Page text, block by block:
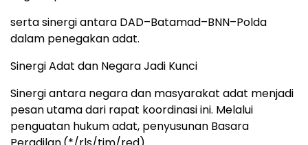
serta sinergi antara DAD–Batamad–BNN–Polda
dalam penegakan adat.
Sinergi Adat dan Negara Jadi Kunci
Sinergi antara negara dan masyarakat adat menjadi
pesan utama dari rapat koordinasi ini. Melalui
penguatan hukum adat, penyusunan Basara